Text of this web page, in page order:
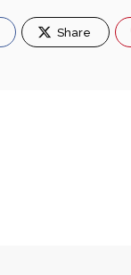
Share